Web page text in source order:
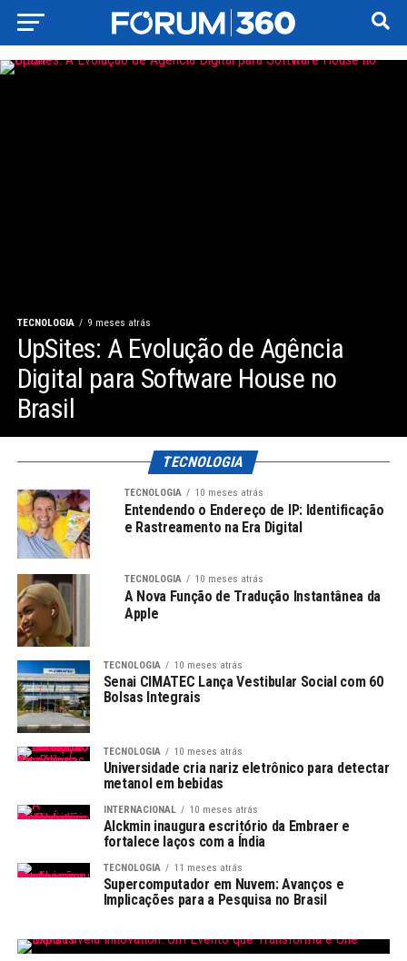
TECNOLOGIA 9 meses atrás
UpSites: A Evolução de Agência
Digital para Software House no
Brasil
TECNOLOGIA
TECNOLOGIA 10 meses atrás
Entendendo o Endereço de IP: Identificação
e Rastreamento na Era Digital
TECNOLOGIA 10 meses atrás
A Nova Função de Tradução Instantânea da
Apple
TECNOLOGIA 10 meses atrás
Senai CIMATEC Lança Vestibular Social com 60
Bolsas Integrais
TECNOLOGIA 10 meses atrás
Universidade cria nariz eletrônico para detectar
metanol em bebidas
INTERNACIONAL 10 meses atrás
Alckmin inaugura escritório da Embraer e
fortalece laços com a Índia
TECNOLOGIA 11 meses atrás
Supercomputador em Nuvem: Avanços e
Implicações para a Pesquisa no Brasil